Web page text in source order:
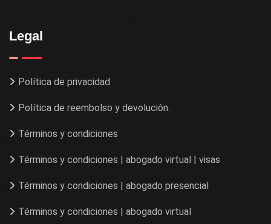
Legal
Política de privacidad
Política de reembolso y devolución.
Términos y condiciones
Términos y condiciones | abogado virtual | visas
Términos y condiciones | abogado presencial
Términos y condiciones | abogado virtual